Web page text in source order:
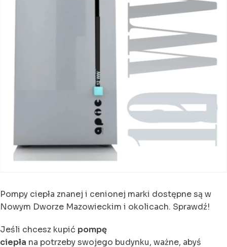
Pompy ciepła znanej i cenionej marki dostępne są w
Nowym Dworze Mazowieckim i okolicach. Sprawdź!
Jeśli chcesz kupić pompę
ciepła na potrzeby swojego budynku, ważne, abyś